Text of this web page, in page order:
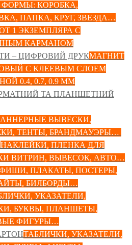
КОРОБКА,
ПАПКА, КРУГ, ЗВЕЗДА…
1 ЭКЗЕМПЛЯРА С
КАРМАНОМ
– ЦИФРОВИЙ ДРУКМАГНИТ
С КЛЕЕВЫМ СЛОЕМ
0.4, 0.7, 0.9 ММ
ТА ПЛАНШЕТНИЙ
ВЫВЕСКИ,
ТЕНТЫ, БРАНДМАУЭРЫ…
НАКЛЕЙКИ, ПЛЕНКА ДЛЯ
ВИТРИН, ВЫВЕСОК, АВТО…
ПЛАКАТЫ, ПОСТЕРЫ,
БИЛБОРДЫ…
УКАЗАТЕЛИ,
БУКВЫ, ПЛАНШЕТЫ,
ФИГУРЫ…
ТАБЛИЧКИ, УКАЗАТЕЛИ,